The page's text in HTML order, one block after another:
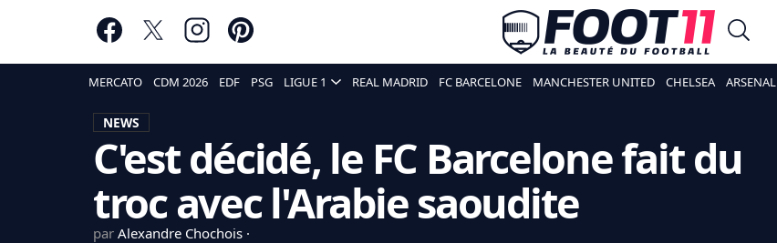
MERCATO CDM 2026 EDF PSG LIGUE 1 REAL MADRID FC BARCELONE MANCHESTER UNITED CHELSEA ARSENAL
NEWS
C'est décidé, le FC Barcelone fait du
troc avec l'Arabie saoudite
par Alexandre Chochois